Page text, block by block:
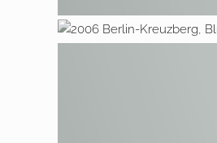
2006 Berlin Kreuzberg,